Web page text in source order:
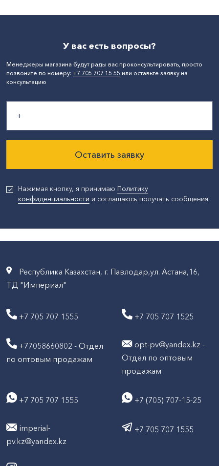
СтранаПроисхождения:
КИТАЙ
У вас есть вопросы?
Менеджеры магазина будут рады вас проконсультировать, просто
позвоните по номеру: +7 705 707 15 55 или оставьте заявку на
консультацию
Оставить заявку
Нажимая кнопку, я принимаю Политику
конфиденциальности и соглашаюсь получать сообщения
Республика Казахстан, г. Павлодар,ул. Астана,16,
ТД "Империал"
+7 705 707 1555 +7 705 707 1525
+77058660802 - Отдел
по оптовым продажам
opt-pv@yandex.kz -
Отдел по оптовым
продажам
+7 705 707 1555 +7 (705) 707-15-25
imperial-
pv.kz@yandex.kz
+7 705 707 1555